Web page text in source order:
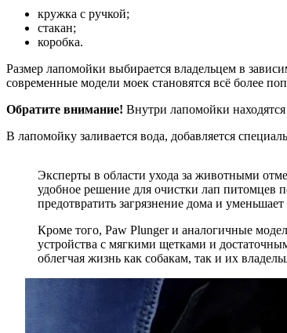
кружка с ручкой;
стакан;
коробка.
Размер лапомойки выбирается владельцем в
современные модели моек становятся всё более
Обратите внимание! Внутри лапомойки
В лапомойку заливается вода, добавляется
Эксперты в области ухода за животными
удобное решение для очистки лап питомцев
предотвратить загрязнение дома и
Кроме того, Paw Plunger и аналогичные
устройства с мягкими щетками и
облегчая жизнь как собакам, так и их